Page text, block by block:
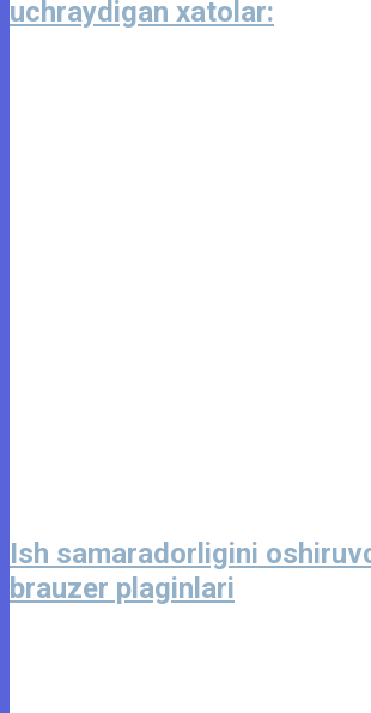
uchraydigan xatolar:
Ish samaradorligini
brauzer plaginlari